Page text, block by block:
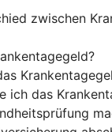
zwischen
ich das